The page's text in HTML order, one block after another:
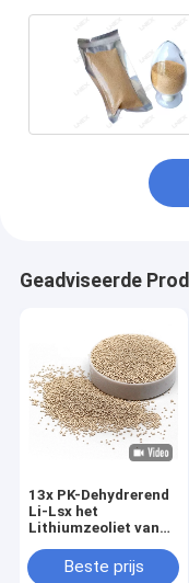
Geadviseerde
13x PK-Dehydrerend
Li-Lsx het
Lithiumzeoliet van
Moleculair Zeef
0.40.8mm 1.62.5mm
Beste prijs